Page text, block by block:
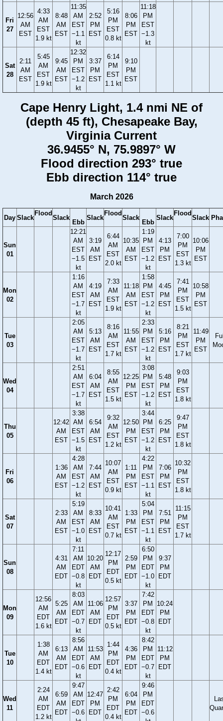
Fri
27
12:56
AM
EST
4:33
AM
EST
1.9 kt
8:48
AM
EST
11:35
AM
EST
−1.1
kt
2:52
PM
EST
5:16
PM
EST
0.8 kt
8:06
PM
EST
11:18
PM
EST
−1.3
kt
Sat
28
2:11
AM
EST
5:45
AM
EST
1.9 kt
9:45
AM
EST
12:32
PM
EST
−1.2
kt
3:37
PM
EST
6:14
PM
EST
1.1 kt
9:10
PM
EST
Cape Henry Light, 1.4 nmi NE of
(depth 45 ft), Chesapeake Bay,
Virginia Current
36.9455° N, 75.9897° W
Flood direction 293° true
Ebb direction 114° true
March 2026
Day Slack
Flood
Slack
Ebb
Slack
Flood
Slack
Ebb
Slack
Flood
Slack
Sun
01
12:21
AM
EST
−1.5
kt
3:19
AM
EST
6:44
AM
EST
2.0 kt
10:35
AM
EST
1:19
PM
EST
−1.2
kt
4:13
PM
EST
7:00
PM
EST
1.3 kt
10:06
PM
EST
Mon
02
1:16
AM
EST
−1.7
kt
4:19
AM
EST
7:33
AM
EST
1.9 kt
11:18
AM
EST
1:58
PM
EST
−1.2
kt
4:45
PM
EST
7:41
PM
EST
1.5 kt
10:58
PM
EST
Tue
03
2:05
AM
EST
−1.7
kt
5:13
AM
EST
8:16
AM
EST
1.7 kt
11:55
AM
EST
2:33
PM
EST
−1.2
kt
5:16
PM
EST
8:21
PM
EST
1.7 kt
11:49
PM
EST
Wed
04
2:51
AM
EST
−1.7
kt
6:04
AM
EST
8:55
AM
EST
1.5 kt
12:25
PM
EST
3:08
PM
EST
−1.2
kt
5:48
PM
EST
9:03
PM
EST
1.8 kt
Thu
05
12:42
AM
EST
3:38
AM
EST
−1.5
kt
6:54
AM
EST
9:32
AM
EST
1.2 kt
12:50
PM
EST
3:44
PM
EST
−1.2
kt
6:25
PM
EST
9:47
PM
EST
1.8 kt
Fri
06
1:36
AM
EST
4:28
AM
EST
−1.2
kt
7:44
AM
EST
10:07
AM
EST
0.9 kt
1:11
PM
EST
4:22
PM
EST
−1.1
kt
7:06
PM
EST
10:32
PM
EST
1.8 kt
Sat
07
2:33
AM
EST
5:19
AM
EST
−1.0
kt
8:33
AM
EST
10:41
AM
EST
0.7 kt
1:33
PM
EST
5:04
PM
EST
−1.1
kt
7:51
PM
EST
11:15
PM
EST
1.7 kt
Sun
08
4:31
AM
EDT
7:11
AM
EDT
−0.8
kt
10:20
AM
EDT
12:17
PM
EDT
0.5 kt
2:59
PM
EDT
6:50
PM
EDT
−1.0
kt
9:37
PM
EDT
Mon
09
12:56
AM
EDT
1.6 kt
5:25
AM
EDT
8:03
AM
EDT
−0.7
kt
11:06
AM
EDT
12:57
PM
EDT
0.5 kt
3:37
PM
EDT
7:42
PM
EDT
−0.8
kt
10:24
PM
EDT
Tue
10
1:38
AM
EDT
1.4 kt
6:13
AM
EDT
8:56
AM
EDT
−0.6
kt
11:53
AM
EDT
1:44
PM
EDT
0.4 kt
4:36
PM
EDT
8:42
PM
EDT
−0.7
kt
11:12
PM
EDT
Wed
11
2:24
AM
EDT
1.2 kt
6:59
AM
EDT
9:47
AM
EDT
−0.6
12:47
PM
EDT
2:42
PM
EDT
0.4 kt
6:04
PM
EDT
9:46
PM
EDT
−0.6